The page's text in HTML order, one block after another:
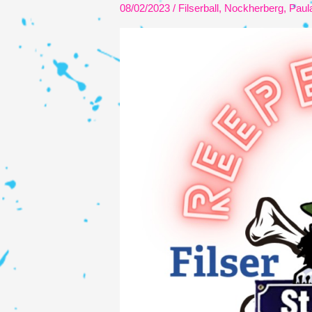
08/02/2023/ Filserball, Nockherberg,